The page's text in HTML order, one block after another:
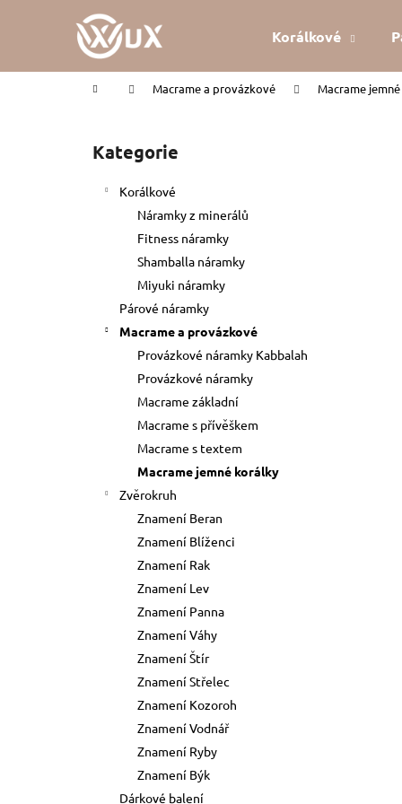
Korálkové
Domů Macrame a provázkové Macrame
Přeskočit
kategorie
Kategorie
Korálkové
Náramky z minerálů
Fitness náramky
Shamballa náramky
Miyuki náramky
Párové náramky
Macrame a provázkové
Provázkové náramky Kabbalah
Provázkové náramky
Macrame základní
Macrame s přívěškem
Macrame s textem
Macrame jemné korálky
Zvěrokruh
Znamení Beran
Znamení Blíženci
Znamení Rak
Znamení Lev
Znamení Panna
Znamení Váhy
Znamení Štír
Znamení Střelec
Znamení Kozoroh
Znamení Vodnář
Znamení Ryby
Znamení Býk
Dárkové balení
í
Zpět
do
Zpět
do
KABBALAH ČERVENÝ NÁRAMEK
Původně: 89 Kč